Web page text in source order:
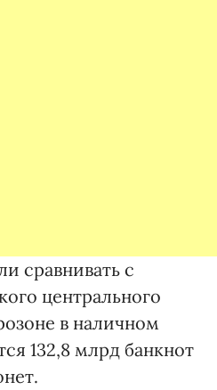
сравнивать с
центрального
в наличном
132,8 млрд банкнот